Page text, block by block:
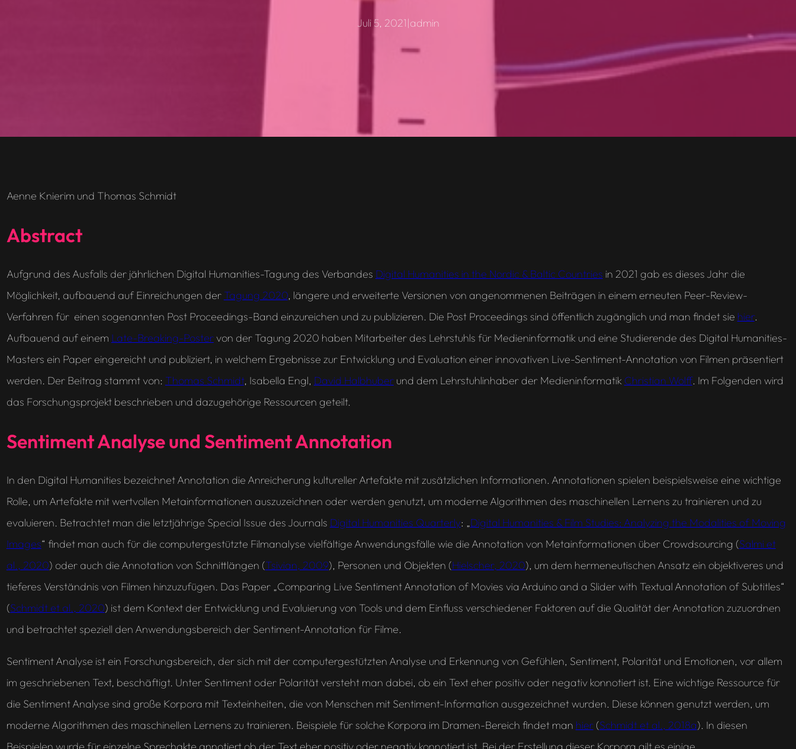
Juli 5, 2021|admin
Aenne Knierim und Thomas Schmidt
Abstract
Aufgrund des Ausfalls der jährlichen Digital Humanities-Tagung des Verbandes Digital Humanities in the Nordic & Baltic Countries in 2021 gab es dieses Jahr die
Möglichkeit, aufbauend auf Einreichungen der Tagung 2020, längere und erweiterte Versionen von angenommenen Beiträgen in einem erneuten Peer-Review-
Verfahren für einen sogenannten Post Proceedings-Band einzureichen und zu publizieren. Die Post Proceedings sind öffentlich zugänglich und man findet sie hier.
Aufbauend auf einem Late-Breaking-Postervon der Tagung 2020 haben Mitarbeiter des Lehrstuhls für Medieninformatik und eine Studierende des Digital Humanities-
Masters ein Paper eingereicht und publiziert, in welchem Ergebnisse zur Entwicklung und Evaluation einer innovativen Live-Sentiment-Annotation von Filmen präsentiert
werden. Der Beitrag stammt von: Thomas Schmidt, Isabella Engl, David Halbhuberund dem Lehrstuhlinhaber der Medieninformatik Christian Wolff. Im Folgenden wird
das Forschungsprojekt beschrieben und dazugehörige Ressourcen geteilt.
Sentiment Analyse und Sentiment Annotation
In den Digital Humanities bezeichnet Annotation die Anreicherung kultureller Artefakte mit zusätzlichen Informationen. Annotationen spielen beispielsweise eine wichtige
Rolle, um Artefakte mit wertvollen Metainformationen auszuzeichnen oder werden genutzt, um moderne Algorithmen des maschinellen Lernens zu trainieren und zu
evaluieren. Betrachtet man die letztjährige Special Issue des Journals Digital Humanities Quarterly: „Digital Humanities & Film Studies: Analyzing the Modalities of Moving
Images“ findet man auch für die computergestützte Filmanalyse vielfältige Anwendungsfälle wie die Annotation von Metainformationen über Crowdsourcing (Salmi et
al., 2020) oder auch die Annotation von Schnittlängen (Tsivian, 2009), Personen und Objekten (Hielscher, 2020), um dem hermeneutischen Ansatz ein objektiveres und
tieferes Verständnis von Filmen hinzuzufügen. Das Paper „Comparing Live Sentiment Annotation of Movies via Arduino and a Slider with Textual Annotation of Subtitles“
(Schmidt et al., 2020) ist dem Kontext der Entwicklung und Evaluierung von Tools und dem Einfluss verschiedener Faktoren auf die Qualität der Annotation zuzuordnen
und betrachtet speziell den Anwendungsbereich der Sentiment-Annotation für Filme.
Sentiment Analyse ist ein Forschungsbereich, der sich mit der computergestützten Analyse und Erkennung von Gefühlen, Sentiment, Polarität und Emotionen, vor allem
im geschriebenen Text, beschäftigt. Unter Sentiment oder Polarität versteht man dabei, ob ein Text eher positiv oder negativ konnotiert ist. Eine wichtige Ressource für
die Sentiment Analyse sind große Korpora mit Texteinheiten, die von Menschen mit Sentiment-Information ausgezeichnet wurden. Diese können genutzt werden, um
moderne Algorithmen des maschinellen Lernens zu trainieren. Beispiele für solche Korpora im Dramen-Bereich findet man hier(Schmidt et al., 2018a). In diesen